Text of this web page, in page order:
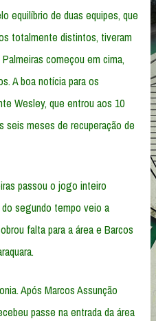
equilíbrio de duas equipes, que
totalmente distintos, tiveram
começou em cima,
A boa notícia para os
Wesley, que entrou aos 10
seis meses de recuperação de
passou o jogo inteiro
segundo tempo veio a
falta para a área e Barcos
Após Marcos Assunção
passe na entrada da área